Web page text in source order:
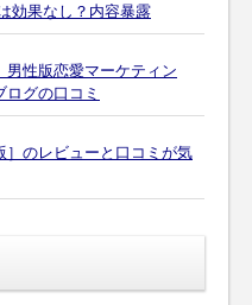
効果なし？内容暴露
男性版恋愛マーケティン
グの口コミ
］のレビューと口コミが気